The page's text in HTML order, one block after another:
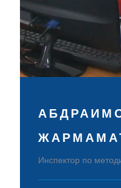
Инспектор по